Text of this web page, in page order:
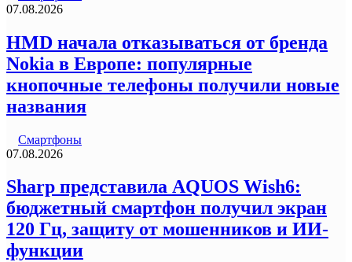
07.08.2026
HMD начала отказываться от бренда
Nokia в Европе: популярные
кнопочные телефоны получили новые
названия
Смартфоны
07.08.2026
Sharp представила AQUOS Wish6:
бюджетный смартфон получил экран
120 Гц, защиту от мошенников и ИИ-
функции